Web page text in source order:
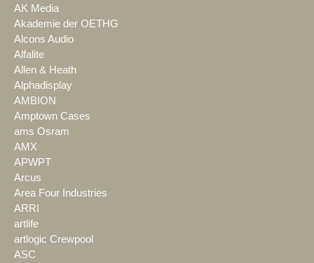
AK Media
Akademie der OETHG
Alcons Audio
Alfalite
Allen & Heath
Alphadisplay
AMBION
Amptown Cases
ams Osram
AMX
APWPT
Arcus
Area Four Industries
ARRI
artlife
artlogic Crewpool
ASC